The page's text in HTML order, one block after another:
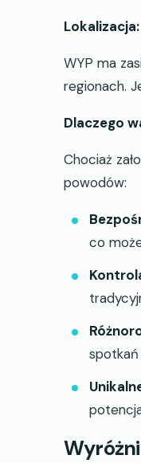
Lokalizacja:
WYP ma
regionach.
Dlaczego
Chociaż
powodów:
co
spotkań